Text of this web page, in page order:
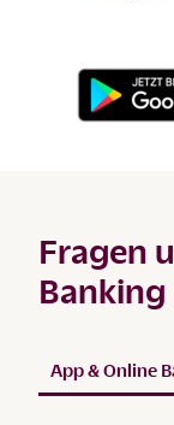
Fragen
Banking
App & Online